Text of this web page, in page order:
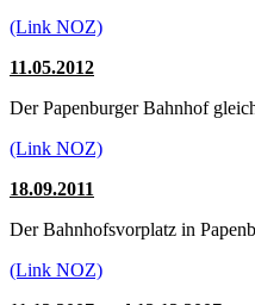
(Link NOZ)
11.05.2012
Der Papenburger Bahnhof
(Link NOZ)
18.09.2011
Der Bahnhofsvorplatz in
(Link NOZ)